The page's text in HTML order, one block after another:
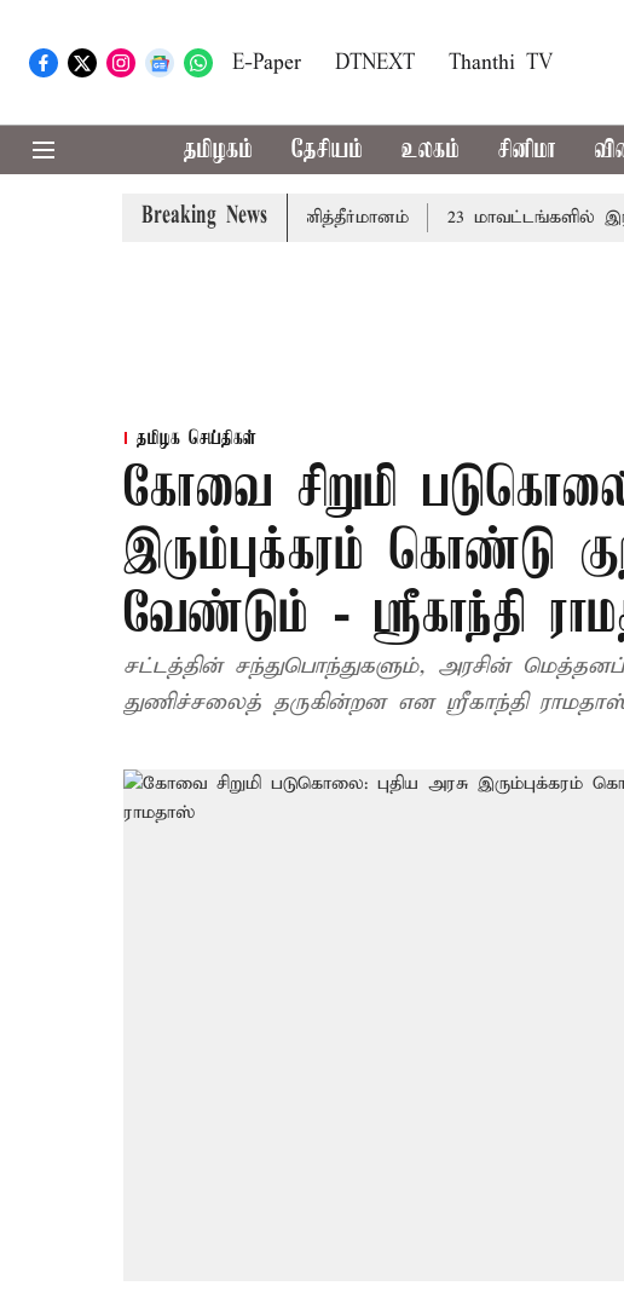
E-Paper DTNEXT Thanthi TV
தமிழகம் தேசியம் உலகம் சினிமா
Breaking News
சட்டமன்றத்தில் நாளை தனித்தீர்மானம் 23 மாவட்டங்களில் இரவு
தமிழக செய்திகள்
கோவை சிறுமி
இரும்புக்கரம் கொண்டு
வேண்டும் - ஸ்ரீகாந்தி
சட்டத்தின் சந்துபொந்துகளும், அரசின்
துணிச்சலைத் தருகின்றன என ஸ்ரீகாந்தி ராமதாஸ்